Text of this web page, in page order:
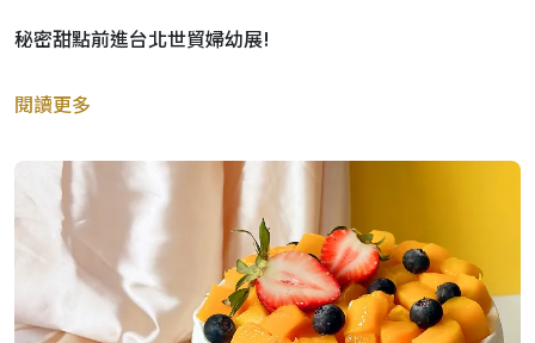
秘密甜點前進台北世貿婦幼展!
閱讀更多